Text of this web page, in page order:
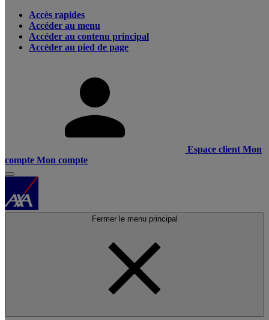
Accès rapides
Accéder au menu
Accéder au contenu principal
Accéder au pied de page
Espace client Mon
compte Mon compte
Fermer le menu principal